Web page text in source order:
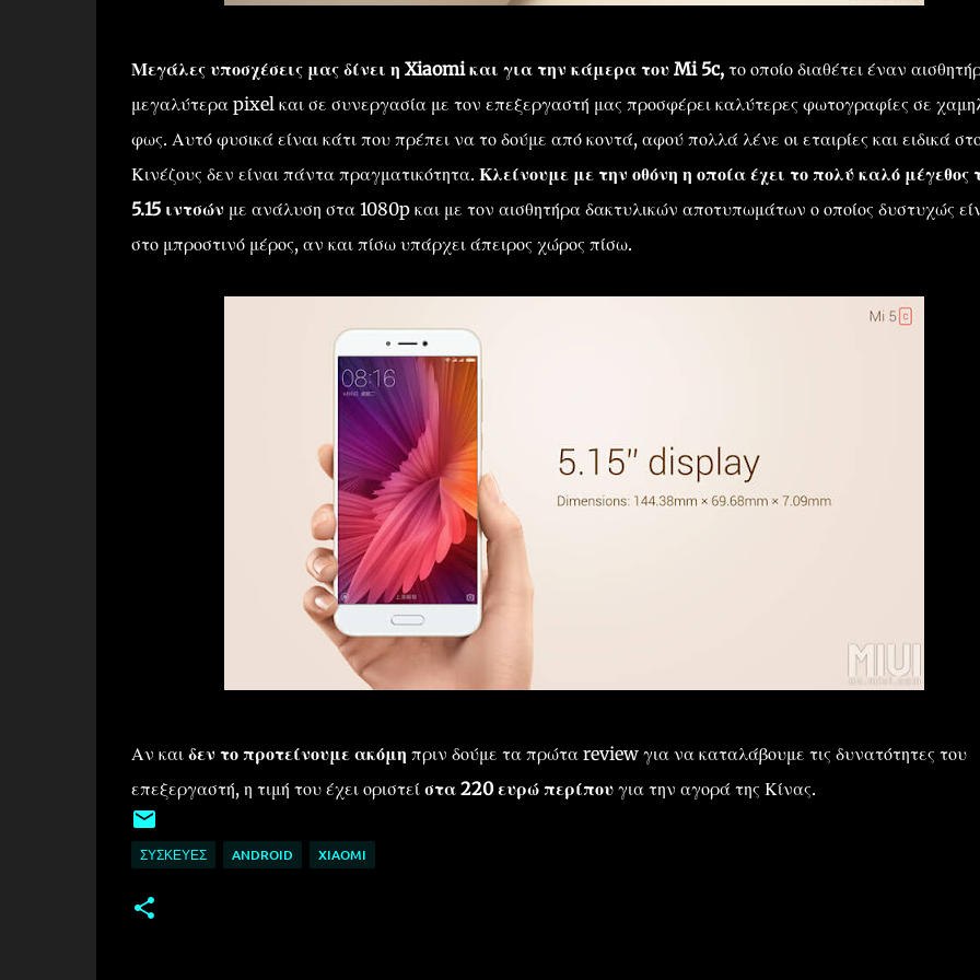
Μεγάλες υποσχέσεις μας δίνει η Xiaomi και για την κάμερα του Mi 5c,το οποίο διαθέτει έναν
μεγαλύτερα pixel και σε συνεργασία με τον επεξεργαστή μας προσφέρει καλύτερες φωτογραφίες σε
φως. Αυτό φυσικά είναι κάτι που πρέπει να το δούμε από κοντά, αφού πολλά λένε οι εταιρίες και ειδικά
Κινέζους δεν είναι πάντα πραγματικότητα. Κλείνουμε με την οθόνη η οποία έχει το πολύ καλό μέγεθος
5.15 ιντσών με ανάλυση στα 1080p και με τον αισθητήρα δακτυλικών αποτυπωμάτων ο οποίος δυστυχώς
στο μπροστινό μέρος, αν και πίσω υπάρχει άπειρος χώρος πίσω.
Αν και δεν το προτείνουμε ακόμη πριν δούμε τα πρώτα review για να καταλάβουμε τις δυνατότητες του
επεξεργαστή, η τιμή του έχει οριστεί στα 220 ευρώ περίπου για την αγορά της Κίνας.
ΣΥΣΚΕΥΈΣ ANDROID XIAOMI